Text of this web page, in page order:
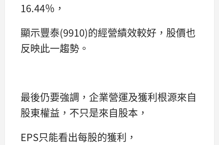
16.44％，
顯示豐泰(9910)的經營績效較好，股價也
反映此一趨勢。
最後仍要強調，企業營運及獲利根源來自
股東權益，不只是來自股本，
EPS只能看出每股的獲利，